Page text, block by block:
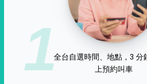
1全台自選時間、地點，3 分
上預約叫車